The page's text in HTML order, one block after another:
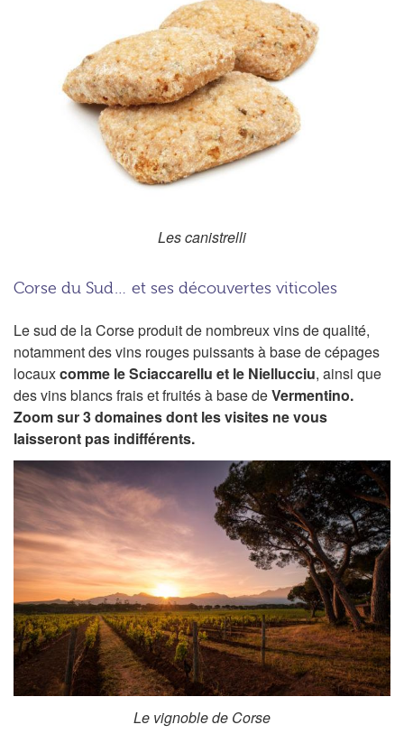
Les canistrelli
Corse du Sud… et ses découvertes viticoles
Le sud de la Corse produit de nombreux vins de qualité,
notamment des vins rouges puissants à base de cépages
locauxcomme le Sciaccarellu et le Niellucciu, ainsi que
des vins blancs frais et fruités à base deVermentino.
Zoom sur 3 domaines dont les visites ne vous
laisseront pas indifférents.
Le vignoble de Corse